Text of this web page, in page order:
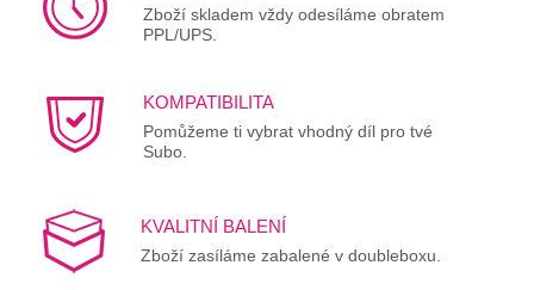
Zboží skladem vždy odesíláme obratem
PPL/UPS.
KOMPATIBILITA
Pomůžeme ti vybrat vhodný díl pro tvé
Subo.
KVALITNÍ BALENÍ
Zboží zasíláme zabalené v doubleboxu.